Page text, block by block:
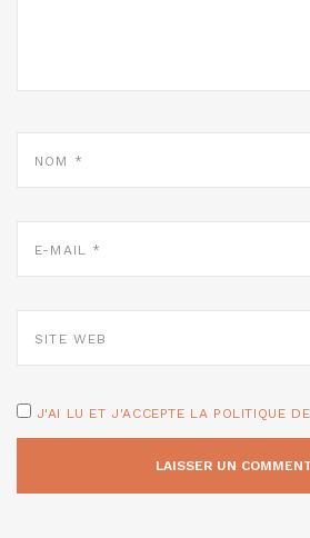
MAIL
WEB
J'AI LU ET J'ACCEPTE LA POLITIQUE